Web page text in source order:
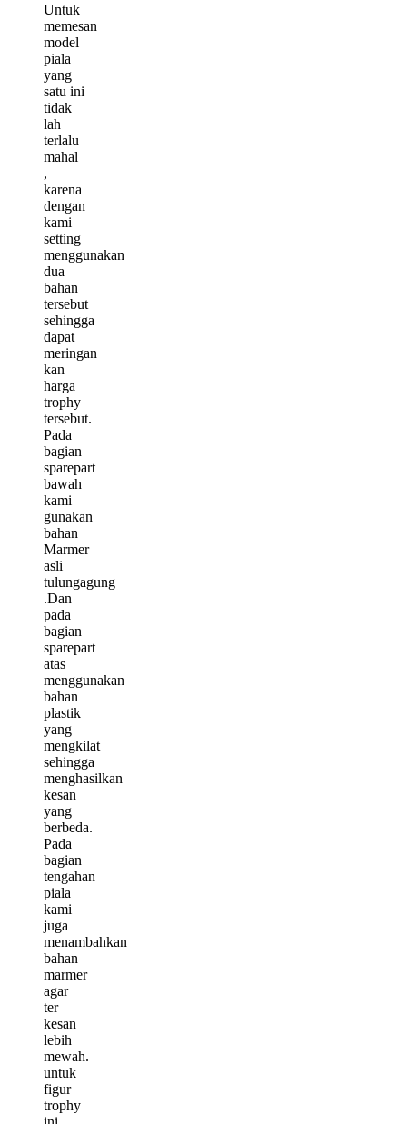
Untuk
memesan
model
piala
yang
satu ini
tidak
lah
terlalu
mahal
,
karena
dengan
kami
setting
menggunakan
dua
bahan
tersebut
sehingga
dapat
meringan
kan
harga
trophy
tersebut.
Pada
bagian
sparepart
bawah
kami
gunakan
bahan
Marmer
asli
tulungagung
.Dan
pada
bagian
sparepart
atas
menggunakan
bahan
plastik
yang
mengkilat
sehingga
menghasilkan
kesan
yang
berbeda.
Pada
bagian
tengahan
piala
kami
juga
menambahkan
bahan
marmer
agar
ter
kesan
lebih
mewah.
untuk
figur
trophy